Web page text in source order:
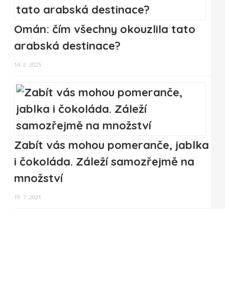
Omán: čím všechny okouzlila tato
arabská destinace?
14. 2. 2025
Zabít vás mohou pomeranče, jablka
i čokoláda. Záleží samozřejmě na
množství
19. 7. 2021